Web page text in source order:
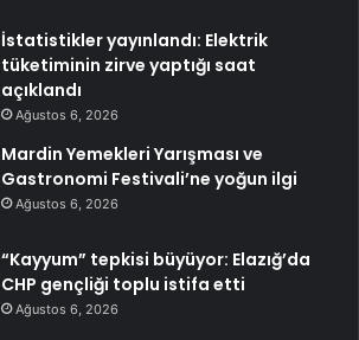
İstatistikler yayınlandı: Elektrik
tüketiminin zirve yaptığı saat
açıklandı
Ağustos 6, 2026
Mardin Yemekleri Yarışması ve
Gastronomi Festivali’ne yoğun ilgi
Ağustos 6, 2026
“Kayyum” tepkisi büyüyor: Elazığ’da
CHP gençliği toplu istifa etti
Ağustos 6, 2026